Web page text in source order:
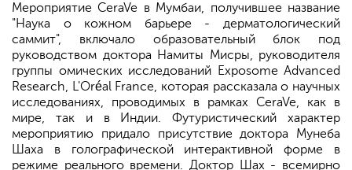
Мероприятие CeraVe в Мумбаи, получившее название
"Наука о кожном барьере - дерматологический
саммит", включало образовательный блок под
руководством доктора Намиты Мисры, руководителя
группы омических исследований Exposome Advanced
Research, L'Oréal France, которая рассказала о научных
исследованиях, проводимых в рамках CeraVe, как в
мире, так и в Индии. Футуристический характер
мероприятию придало присутствие доктора Мунеба
Шаха в голографической интерактивной форме в
режиме реального времени. Доктор Шах - всемирно